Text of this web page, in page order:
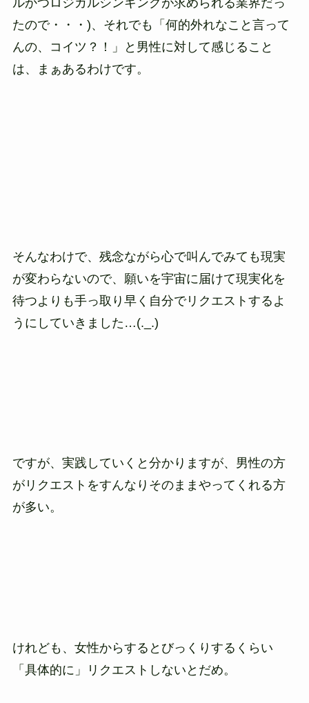
ルかつロジカルシンキングが求められる業界だっ
たので・・・)、それでも「何的外れなこと言って
んの、コイツ？！」と男性に対して感じること
は、まぁあるわけです。
そんなわけで、残念ながら心で叫んでみても現実
が変わらないので、願いを宇宙に届けて現実化を
待つよりも手っ取り早く自分でリクエストするよ
うにしていきました…(._.)
ですが、実践していくと分かりますが、男性の方
がリクエストをすんなりそのままやってくれる方
が多い。
けれども、女性からするとびっくりするくらい
「具体的に」リクエストしないとだめ。